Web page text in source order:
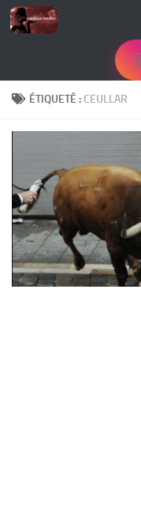
Skip to content
ÉTIQUETÉ : CEULLAR